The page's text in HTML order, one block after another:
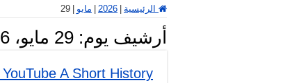
الرئيسية 2026 مايو 29
أرشيف يوم: 29 مايو، 2026
A Short History